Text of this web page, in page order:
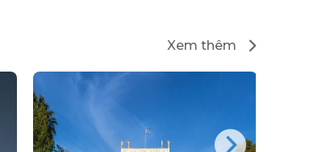
Xem thêm